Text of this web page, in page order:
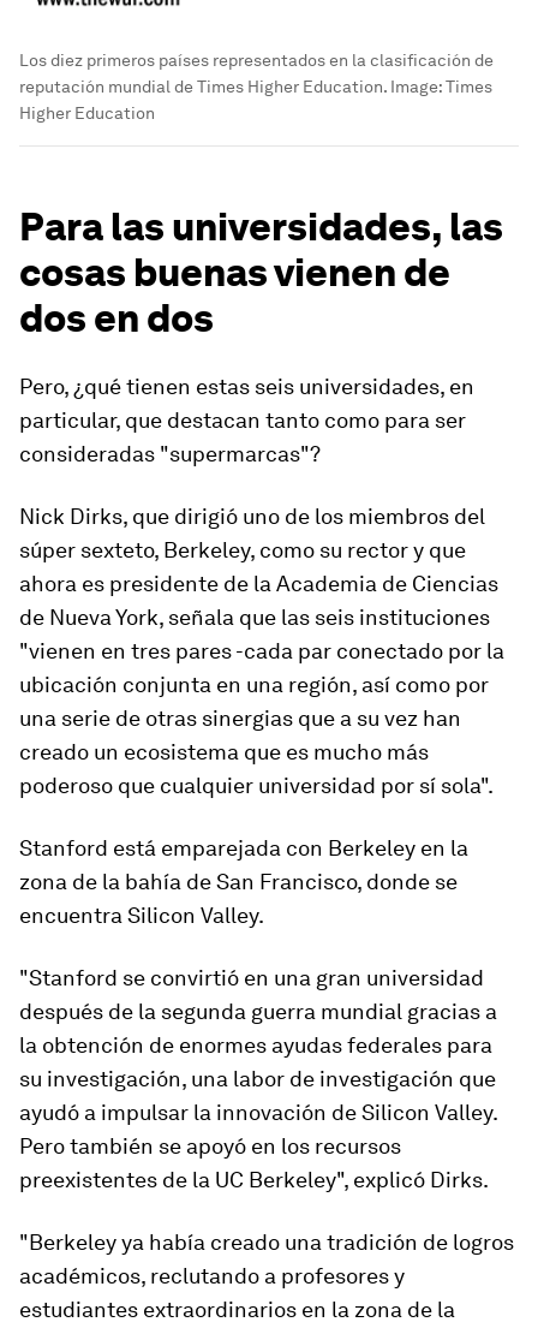
Los diez primeros países representados en la clasificación de
reputación mundial de Times Higher Education. Image:Times
Higher Education
Para las universidades, las
cosas buenas vienen de
dos en dos
Pero, ¿qué tienen estas seis universidades, en
particular, que destacan tanto como para ser
consideradas "supermarcas"?
Nick Dirks, que dirigió uno de los miembros del
súper sexteto, Berkeley, como su rector y que
ahora es presidente de la Academia de Ciencias
de Nueva York, señala que las seis instituciones
"vienen en tres pares -cada par conectado por la
ubicación conjunta en una región, así como por
una serie de otras sinergias que a su vez han
creado un ecosistema que es mucho más
poderoso que cualquier universidad por sí sola".
Stanford está emparejada con Berkeley en la
zona de la bahía de San Francisco, donde se
encuentra Silicon Valley.
"Stanford se convirtió en una gran universidad
después de la segunda guerra mundial gracias a
la obtención de enormes ayudas federales para
su investigación, una labor de investigación que
ayudó a impulsar la innovación de Silicon Valley.
Pero también se apoyó en los recursos
preexistentes de la UC Berkeley", explicó Dirks.
"Berkeley ya había creado una tradición de logros
académicos, reclutando a profesores y
estudiantes extraordinarios en la zona de la